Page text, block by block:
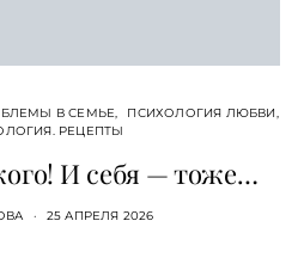
В СЕМЬЕ
ПСИХОЛОГИЯ ЛЮБВИ
РЕЦЕПТЫ
И себя — тоже…
25 АПРЕЛЯ 2026